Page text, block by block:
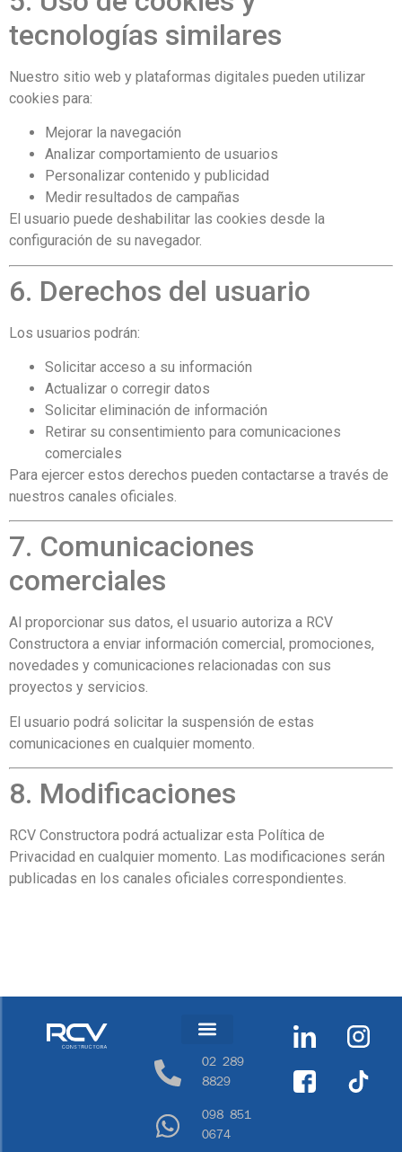
tecnologías similares
Nuestro sitio web y plataformas digitales pueden utilizar
cookies para:
Mejorar la navegación
Analizar comportamiento de usuarios
Personalizar contenido y publicidad
Medir resultados de campañas
El usuario puede deshabilitar las cookies desde la
configuración de su navegador.
6. Derechos del usuario
Los usuarios podrán:
Solicitar acceso a su información
Actualizar o corregir datos
Solicitar eliminación de información
Retirar su consentimiento para comunicaciones
comerciales
Para ejercer estos derechos pueden contactarse a través de
nuestros canales oficiales.
7. Comunicaciones
comerciales
Al proporcionar sus datos, el usuario autoriza a RCV
Constructora a enviar información comercial, promociones,
novedades y comunicaciones relacionadas con sus
proyectos y servicios.
El usuario podrá solicitar la suspensión de estas
comunicaciones en cualquier momento.
8. Modificaciones
RCV Constructora podrá actualizar esta Política de
Privacidad en cualquier momento. Las modificaciones serán
publicadas en los canales oficiales correspondientes.
02 289
8829
098 851
0674